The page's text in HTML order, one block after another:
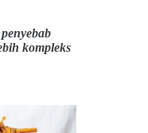
kompleks